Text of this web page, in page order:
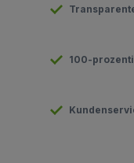
100-